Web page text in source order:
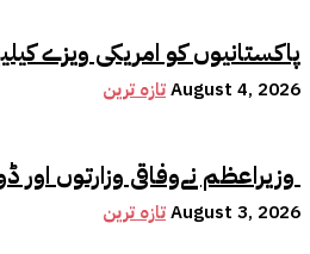
پاکستانیوں کو امریکی ویزے
تازہ ترینAugust 4, 2026
وزیراعظم نےوفاقی وزارتوں اور ڈویژنز کی کارکردگی کے حوالے سے اہم فیصلہ کر لیا
تازہ ترینAugust 3, 2026